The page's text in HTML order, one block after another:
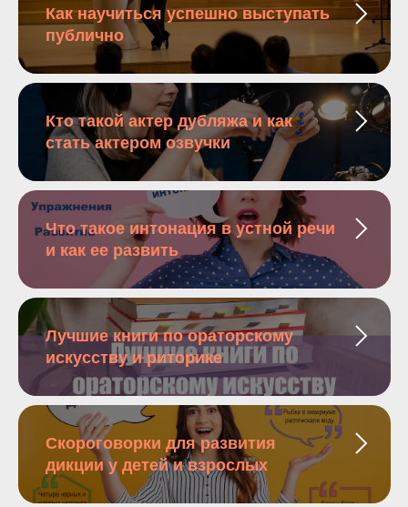
Как научиться успешно выступать
публично
Кто такой актер дубляжа и как
стать актером озвучки
Что такое интонация в устной речи
и как ее развить
Лучшие книги по ораторскому
искусству и риторике
Скороговорки для развития
дикции у детей и взрослых